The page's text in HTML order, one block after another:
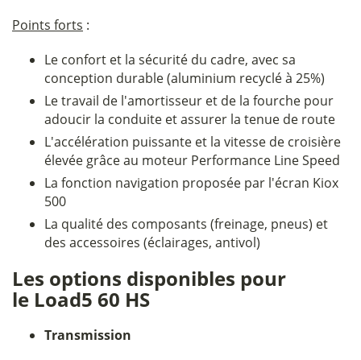
Points forts :
Le confort et la sécurité du cadre, avec sa
conception durable (aluminium recyclé à 25%)
Le travail de l'amortisseur et de la fourche pour
adoucir la conduite et assurer la tenue de route
L'accélération puissante et la vitesse de croisière
élevée grâce au moteur Performance Line Speed
La fonction navigation proposée par l'écran Kiox
500
La qualité des composants (freinage, pneus) et
des accessoires (éclairages, antivol)
Les options disponibles pour
le Load5 60 HS
Transmission